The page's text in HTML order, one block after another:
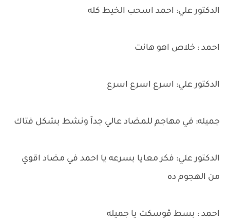
الدكتور علي: احمد اسحب الخيط كله
احمد : خلاص اهو هانت
الدكتور علي: اسرع اسرع اسرع
جميله: في مهاجم للمضاد عالي جدآ ونشط بشكل فتاك
الدكتور علي: فكر معايا بسرعه يا احمد في مضاد اقوي
من الهجوم ده
احمد : بسط ڤوسكت يا جميله